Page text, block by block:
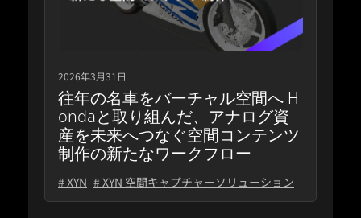
2026年3月31日
往年の名車をバーチャル空間へ H
ondaと取り組んだ、アナログ資
産を未来へつなぐ空間コンテンツ
制作の新たなワークフロー
# XYN # XYN 空間キャプチャーソリューション